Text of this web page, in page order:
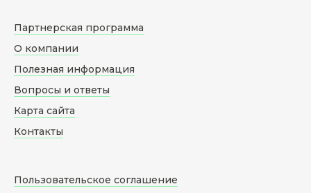
Партнерская программа
О компании
Полезная информация
Вопросы и ответы
Карта сайта
Контакты
Пользовательское соглашение